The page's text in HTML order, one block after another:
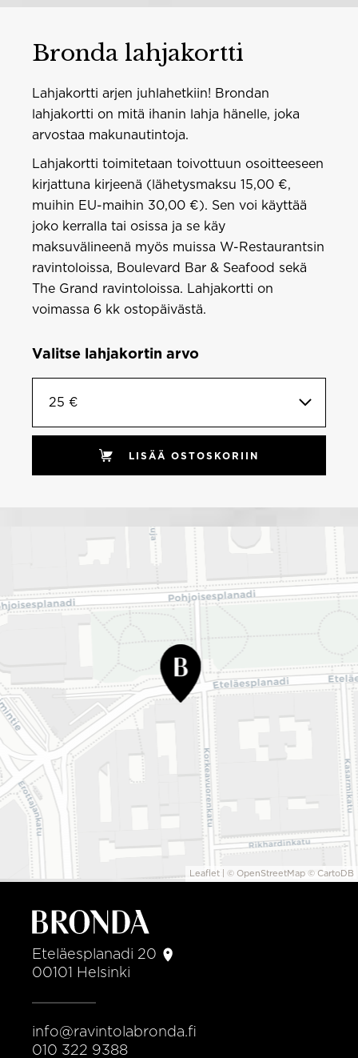
Bronda lahjakortti
Lahjakortti arjen juhlahetkiin! Brondan
lahjakortti on mitä ihanin lahja hänelle, joka
arvostaa makunautintoja.
Lahjakortti toimitetaan toivottuun osoitteeseen
kirjattuna kirjeenä (lähetysmaksu 15,00 €,
muihin EU-maihin 30,00 €). Sen voi käyttää
joko kerralla tai osissa ja se käy
maksuvälineenä myös muissa W-Restaurantsin
ravintoloissa, Boulevard Bar & Seafood sekä
The Grand ravintoloissa. Lahjakortti on
voimassa 6 kk ostopäivästä.
Valitse lahjakortin arvo
25 €
LISÄÄ OSTOSKORIIN
Leaflet | © OpenStreetMap © CartoDB
Bronda
Eteläesplanadi 20
00101 Helsinki
info@ravintolabronda.fi
010 322 9388